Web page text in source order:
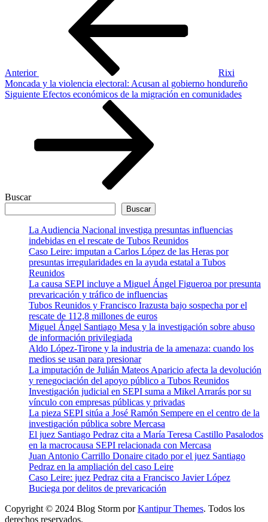
Anterior
Rixi
Moncada y la violencia electoral: Acusan al gobierno hondureño
Siguiente
Siguiente Efectos económicos de la migración en comunidades
Buscar
Buscar
La Audiencia Nacional investiga presuntas influencias
indebidas en el rescate de Tubos Reunidos
Caso Leire: imputan a Carlos López de las Heras por
presuntas irregularidades en la ayuda estatal a Tubos
Reunidos
La causa SEPI incluye a Miguel Ángel Figueroa por presunta
prevaricación y tráfico de influencias
Tubos Reunidos y Francisco Irazusta bajo sospecha por el
rescate de 112,8 millones de euros
Miguel Ángel Santiago Mesa y la investigación sobre abuso
de información privilegiada
Aldo López-Tirone y la industria de la amenaza: cuando los
medios se usan para presionar
La imputación de Julián Mateos Aparicio afecta la devolución
y renegociación del apoyo público a Tubos Reunidos
Investigación judicial en SEPI suma a Mikel Arrarás por su
vínculo con empresas públicas y privadas
La pieza SEPI sitúa a José Ramón Sempere en el centro de la
investigación pública sobre Mercasa
El juez Santiago Pedraz cita a María Teresa Castillo Pasalodos
en la macrocausa SEPI relacionada con Mercasa
Juan Antonio Carrillo Donaire citado por el juez Santiago
Pedraz en la ampliación del caso Leire
Caso Leire: juez Pedraz cita a Francisco Javier López
Buciega por delitos de prevaricación
Copyright © 2024 Blog Storm porKantipur Themes. Todos los
derechos reservados.